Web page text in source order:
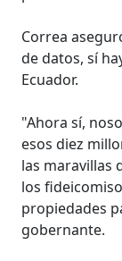
Correa
de datos, sí
Ecuador.
"Ahora sí,
esos diez
las maravillas
los
propiedades
gobernante.